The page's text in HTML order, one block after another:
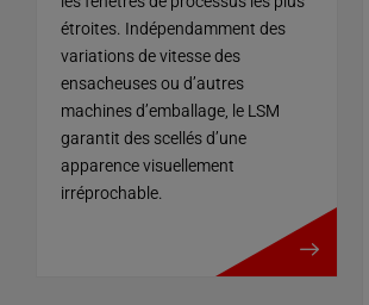
étroites. Indépendamment des
variations de vitesse des
ensacheuses ou d’autres
machines d’emballage, le LSM
garantit des scellés d’une
apparence visuellement
irréprochable.
en savoir plus